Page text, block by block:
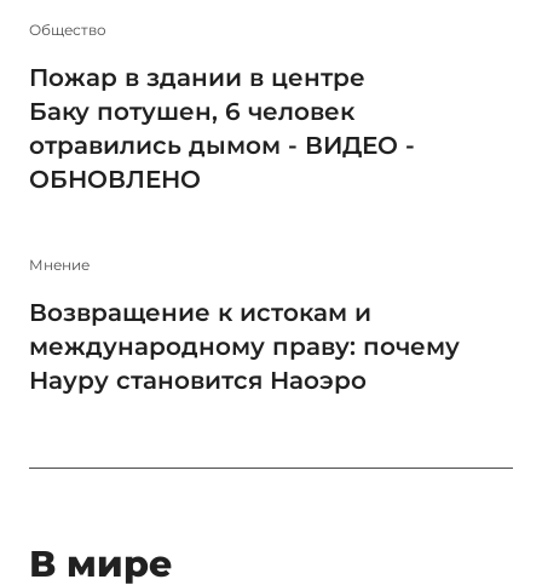
Общество
Пожар в здании в центре
Баку потушен, 6 человек
отравились дымом - ВИДЕО -
ОБНОВЛЕНО
Мнение
Возвращение к истокам и
международному праву: почему
Науру становится Наоэро
В мире